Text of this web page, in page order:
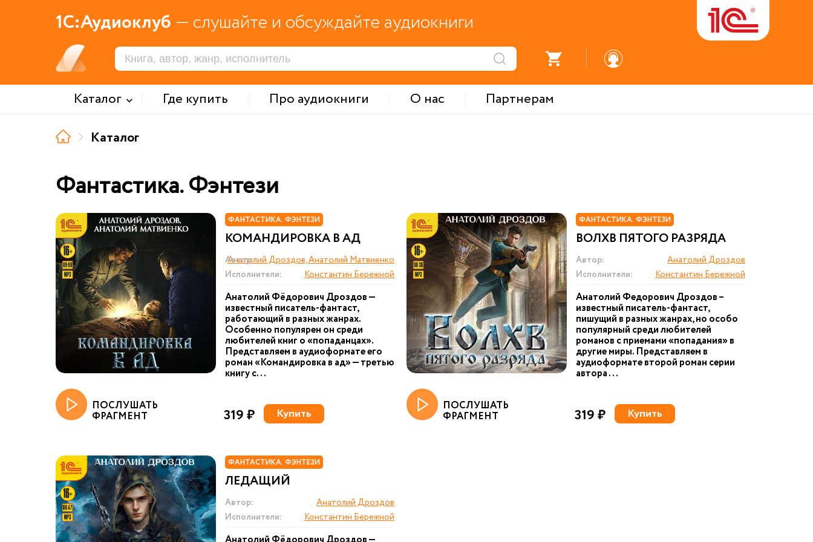
1С:Аудиоклуб — слушайте и обсуждайте аудиокниги
Каталог Где купить Про аудиокниги О нас
Партнерам
Каталог
Фантастика. Фэнтези
ФАНТАСТИКА. ФЭНТЕЗИ
КОМАНДИРОВКА В АД
Автор:
Анатолий Дроздов, Анатолий Матвиенко
Исполнители:
Константин Бережной
Анатолий Фёдорович Дроздов —
известный писатель-фантаст,
работающий в разных жанрах.
Особенно популярен он среди
любителей книг о «попаданцах».
Представляем в аудиоформате его
роман «Командировка в ад» — третью
книгу с...
ПОСЛУШАТЬ
ФРАГМЕНТ 319 ₽ Купить
ФАНТАСТИКА. ФЭНТЕЗИ
ВОЛХВ ПЯТОГО РАЗРЯДА
Автор:
Анатолий Дроздов
Исполнители:
Константин Бережной
Анатолий Федорович Дроздов –
известный писатель-фантаст,
пишущий в разных жанрах, но особо
популярный среди любителей
романов с приемами «попадания» в
другие миры. Представляем в
аудиоформате второй роман серии
автора ...
ПОСЛУШАТЬ
ФРАГМЕНТ 319 ₽ Купить
ФАНТАСТИКА. ФЭНТЕЗИ
ЛЕДАЩИЙ
Автор:
Анатолий Дроздов
Исполнители:
Константин Бережной